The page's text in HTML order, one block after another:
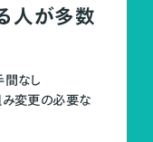
人が多数
間なし
み変更の必要な